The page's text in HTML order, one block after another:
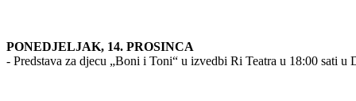
PONEDJELJAK, 14. PROSINCA
- Predstava za djecu „Boni i Toni“ u izvedbi Ri Teatra u 18:00 sati u